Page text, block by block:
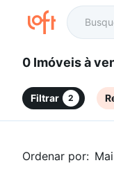
0
Filtrar 2
Ordenar por: